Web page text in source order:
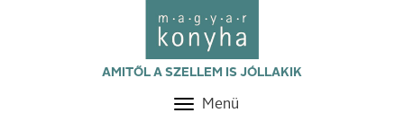
AMITŐL A SZELLEM IS JÓLLAKIK
Toggle
Menü